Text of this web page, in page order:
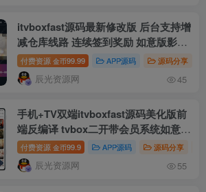
itvboxfast源码最新修改版 后台支持增
减仓库线路 连续签到奖励 如意版影视
APP源码
付费资源 金币99.99 APP源码 源码分享
辰光资源网 45
手机+TV双端itvboxfast源码美化版前
端反编译 tvbox二开带会员系统如意版
影视APP源码
付费资源 金币99.9 APP源码 源码分享
辰光资源网 55